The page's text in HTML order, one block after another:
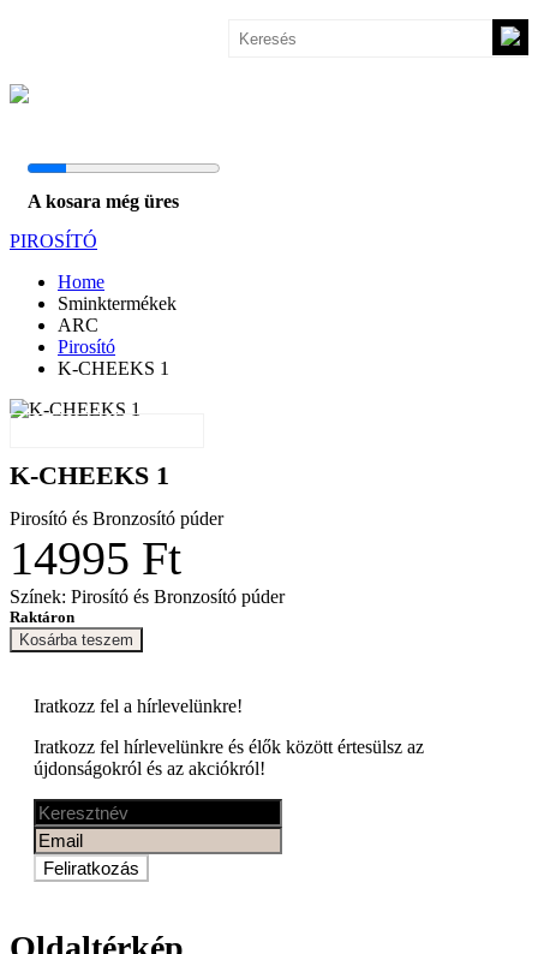
A kosara még üres
PIROSÍTÓ
Home
Sminktermékek
ARC
Pirosító
K-CHEEKS 1
K-CHEEKS 1
Pirosító és Bronzosító púder
14995 Ft
Színek: Pirosító és Bronzosító púder
Raktáron
Kosárba teszem
Iratkozz fel a hírlevelünkre!
Iratkozz fel hírlevelünkre és élők között értesülsz az
újdonságokról és az akciókról!
Feliratkozás